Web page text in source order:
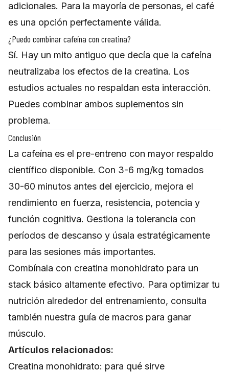
adicionales. Para la mayoría de personas, el café
es una opción perfectamente válida.
¿Puedo combinar cafeína con creatina?
Sí. Hay un mito antiguo que decía que la cafeína
neutralizaba los efectos de la creatina. Los
estudios actuales no respaldan esta interacción.
Puedes combinar ambos suplementos sin
problema.
Conclusión
La cafeína es el pre-entreno con mayor respaldo
científico disponible. Con 3-6 mg/kg tomados
30-60 minutos antes del ejercicio, mejora el
rendimiento en fuerza, resistencia, potencia y
función cognitiva. Gestiona la tolerancia con
períodos de descanso y úsala estratégicamente
para las sesiones más importantes.
Combínala con creatina monohidrato para un
stack básico altamente efectivo. Para optimizar tu
nutrición alrededor del entrenamiento, consulta
también nuestra guía de macros para ganar
músculo.
Artículos relacionados:
Creatina monohidrato: para qué sirve